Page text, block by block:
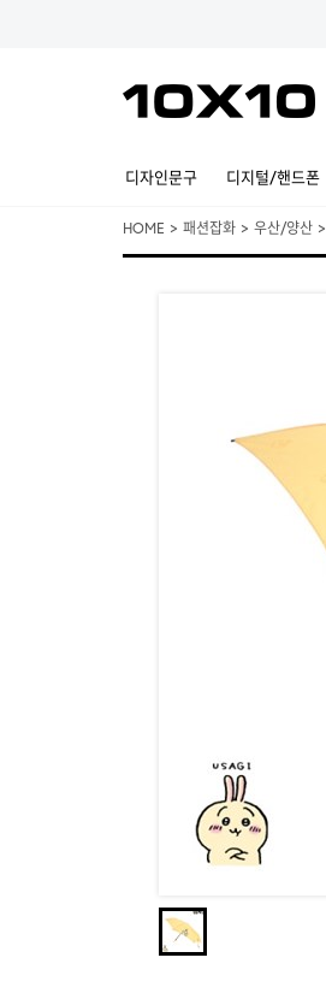
디자인문구 디지털/핸드폰
HOME > 패션잡화 > 우산/양산 >